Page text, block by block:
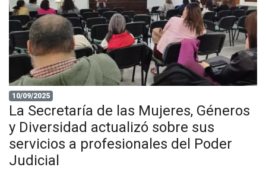
10/09/2025
La Secretaría de las Mujeres, Géneros
y Diversidad actualizó sobre sus
servicios a profesionales del Poder
Judicial